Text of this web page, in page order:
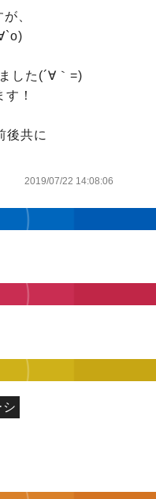
、
した(´∀｀=)
！
後共に
2019/07/22 14:08:06